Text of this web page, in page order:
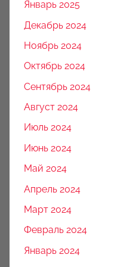
Январь 2025
Декабрь 2024
Ноябрь 2024
Октябрь 2024
Сентябрь 2024
Август 2024
Июль 2024
Июнь 2024
Май 2024
Апрель 2024
Март 2024
Февраль 2024
Январь 2024